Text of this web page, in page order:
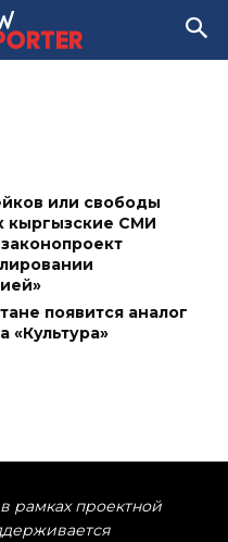
или свободы
кыргызские СМИ
появится аналог
«Культура»
рамках проектной